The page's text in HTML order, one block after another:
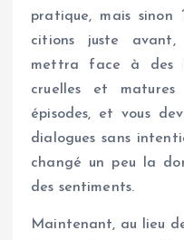
pratique, mais sinon
citions juste
mettra face à des
cruelles et
épisodes, et vous
dialogues sans
changé un peu la
des sentiments.
Maintenant, au lieu